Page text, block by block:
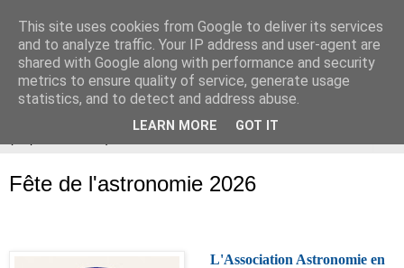
Association Astronomie en
Provence
Fête de l'astronomie 2026
L'Association Astronomie en
This site uses cookies from Google to deliver its services
and to analyze traffic. Your IP address and user-agent are
shared with Google along with performance and security
metrics to ensure quality of service, generate usage
statistics, and to detect and address abuse.
LEARN MORE GOT IT